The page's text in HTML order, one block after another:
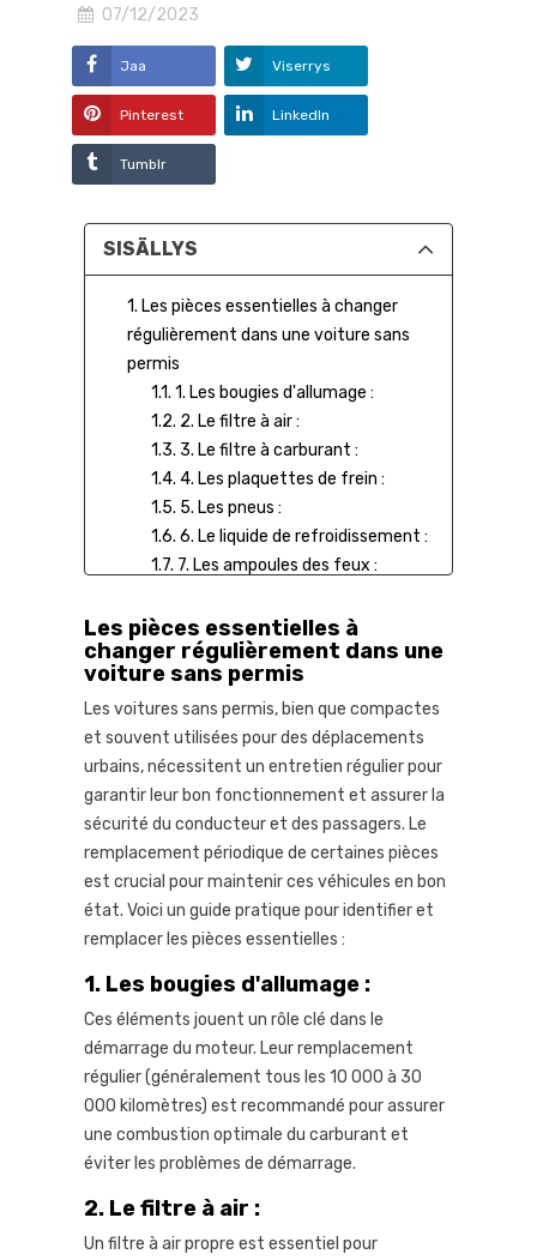
07/12/2023
Jaa Viserrys
Pinterest LinkedIn
Tumblr
SISÄLLYS
1. Les pièces essentielles à changer
régulièrement dans une voiture sans
permis
1.1. 1. Les bougies d'allumage :
1.2. 2. Le filtre à air :
1.3. 3. Le filtre à carburant :
1.4. 4. Les plaquettes de frein :
1.5. 5. Les pneus :
1.6. 6. Le liquide de refroidissement :
1.7. 7. Les ampoules des feux :
des pièces :
Les pièces essentielles à
changer régulièrement dans une
voiture sans permis
Les voitures sans permis, bien que compactes
et souvent utilisées pour des déplacements
urbains, nécessitent un entretien régulier pour
garantir leur bon fonctionnement et assurer la
sécurité du conducteur et des passagers. Le
remplacement périodique de certaines pièces
est crucial pour maintenir ces véhicules en bon
état. Voici un guide pratique pour identifier et
remplacer les pièces essentielles :
1. Les bougies d'allumage :
Ces éléments jouent un rôle clé dans le
démarrage du moteur. Leur remplacement
régulier (généralement tous les 10 000 à 30
000 kilomètres) est recommandé pour assurer
une combustion optimale du carburant et
éviter les problèmes de démarrage.
2. Le filtre à air :
Un filtre à air propre est essentiel pour